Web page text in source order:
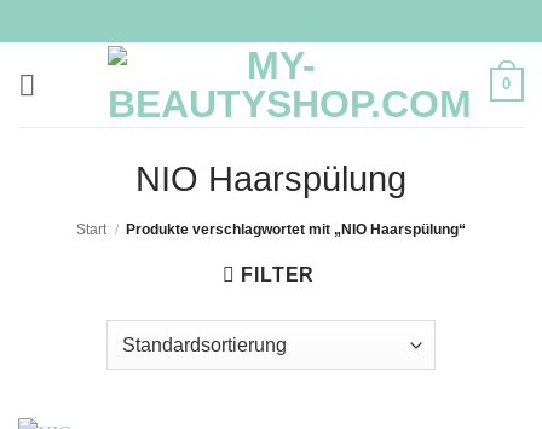
Inhalt
springen
0
NIO Haarspülung
Start / Produkte verschlagwortet mit „NIO Haarspülung“
FILTER